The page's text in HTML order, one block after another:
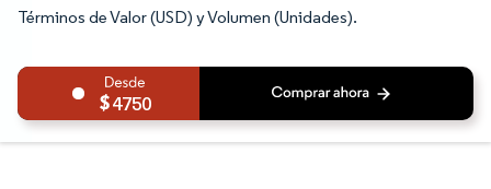
Términos de Valor (USD) y Volumen (Unidades).
4750